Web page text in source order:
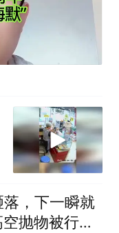
，下一瞬就
抛物被行